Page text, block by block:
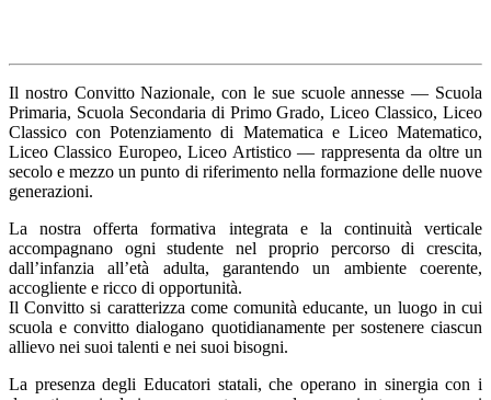
Il nostro Convitto Nazionale, con le sue scuole annesse — Scuola
Primaria, Scuola Secondaria di Primo Grado, Liceo Classico, Liceo
Classico con Potenziamento di Matematica e Liceo Matematico,
Liceo Classico Europeo, Liceo Artistico — rappresenta da oltre un
secolo e mezzo un punto di riferimento nella formazione delle nuove
generazioni.
La nostra offerta formativa integrata e la continuità verticale
accompagnano ogni studente nel proprio percorso di crescita,
dall’infanzia all’età adulta, garantendo un ambiente coerente,
accogliente e ricco di opportunità.
Il Convitto si caratterizza come comunità educante, un luogo in cui
scuola e convitto dialogano quotidianamente per sostenere ciascun
allievo nei suoi talenti e nei suoi bisogni.
La presenza degli Educatori statali, che operano in sinergia con i